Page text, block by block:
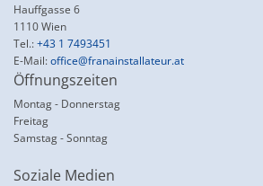
Hauffgasse 6
1110 Wien
Tel.:+43 1 7493451
E-Mail:office@franainstallateur.at
Öffnungszeiten
Montag - Donnerstag
Freitag
Samstag - Sonntag
Soziale Medien